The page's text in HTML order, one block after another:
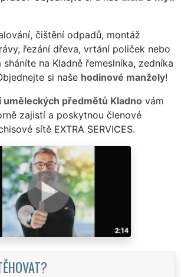
čištění odpadů, montáž
řezání dřeva, vrtání poliček nebo
na Kladně řemeslníka, zedníka
si naše hodinové manžely!
uměleckých předmětů Kladno vám
zajistí a poskytnou členové
sítě EXTRA SERVICES.